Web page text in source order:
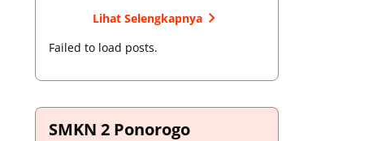
Lihat Selengkapnya
Failed to load posts.
SMKN 2 Ponorogo